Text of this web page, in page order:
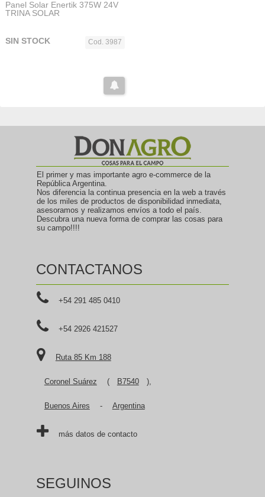
Panel Solar Enertik 375W 24V
TRINA SOLAR
Cod. 3987
SIN STOCK
El primer y mas importante agro e-commerce de la
República Argentina.
Nos diferencia la continua presencia en la web a través
de los miles de productos de disponibilidad inmediata,
asesoramos y realizamos envíos a todo el país.
Descubra una nueva forma de comprar las cosas para
su campo!!!!
CONTACTANOS
+54 291 485 0410
+54 2926 421527
Ruta 85 Km 188
Coronel Suárez ( B7540 ),
Buenos Aires - Argentina
más datos de contacto
SEGUINOS